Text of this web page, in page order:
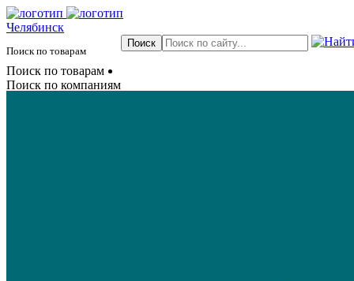
Челябинск
Поиск по товарам
Поиск по товарам
Поиск по компаниям